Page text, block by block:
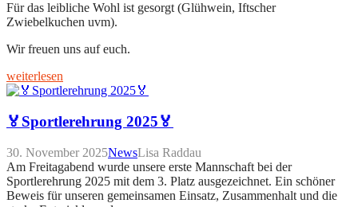
Für das leibliche Wohl ist gesorgt (Glühwein, Iftscher
Zwiebelkuchen uvm).
Wir freuen uns auf euch.
weiterlesen
🏅Sportlerehrung 2025🏅
30. November 2025NewsLisa Raddau
Am Freitagabend wurde unsere erste Mannschaft bei der
Sportlerehrung 2025 mit dem 3. Platz ausgezeichnet. Ein schöner
Beweis für unseren gemeinsamen Einsatz, Zusammenhalt und die